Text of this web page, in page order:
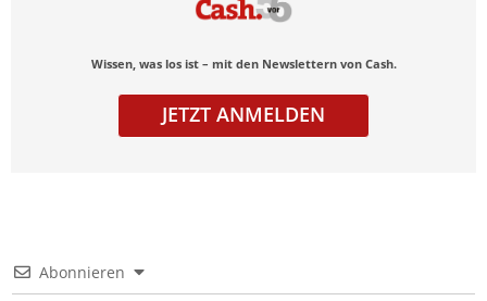
Wissen, was los ist – mit den Newslettern von Cash.
JETZT ANMELDEN
Abonnieren